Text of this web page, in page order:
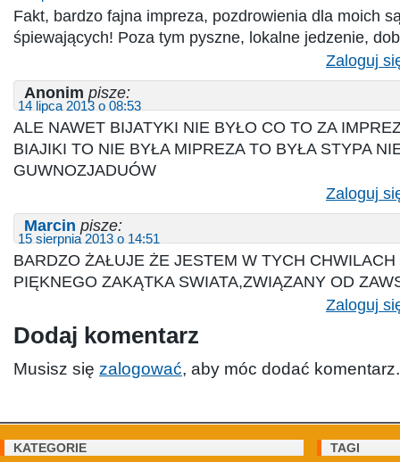
Fakt, bardzo fajna impreza, pozdrowienia dla moich
śpiewających! Poza tym pyszne, lokalne jedzenie,
Zaloguj
Anonim pisze:
14 lipca 2013 o 08:53
ALE NAWET BIJATYKI NIE BYŁO CO TO ZA
BIAJIKI TO NIE BYŁA MIPREZA TO BYŁA STYPA
GUWNOZJADUÓW
Zaloguj
Marcin pisze:
15 sierpnia 2013 o 14:51
BARDZO ŻAŁUJE ŻE JESTEM W TYCH
PIĘKNEGO ZAKĄTKA SWIATA,ZWIĄZANY OD
Zaloguj
Dodaj komentarz
Musisz się zalogować, aby móc dodać komentarz.
KATEGORIE TAGI